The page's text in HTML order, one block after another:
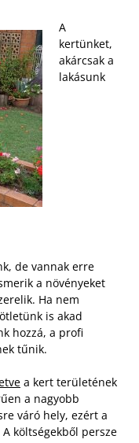
A
kertünket,
akárcsak a
lakásunk
de vannak erre
a növényeket
Ha nem
is akad
hozzá, a profi
tűnik.
a kert területének
a nagyobb
váró hely, ezért a
költségekből persze